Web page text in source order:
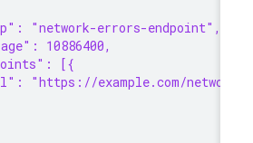
"network-errors-endpoint",
10886400,
[{
"https://example.com/